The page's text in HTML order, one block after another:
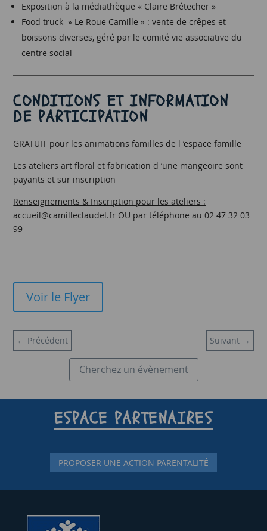
Exposition à la médiathèque « Claire Brétecher »
Food truck » Le Roue Camille » : vente de crêpes et
boissons diverses, géré par le comité vie associative du
centre social
CONDITIONS ET INFORMATION
DE PARTICIPATION
GRATUIT pour les animations familles de l ‘espace famille
Les ateliers art floral et fabrication d ‘une mangeoire sont
payants et sur inscription
Renseignements & Inscription pour les ateliers :
accueil@camilleclaudel.fr OU par téléphone au 02 47 32 03
99
Voir le Flyer
← Précédent Suivant→
Cherchez un évènement
ESPACE PARTENAIRES
PROPOSER UNE ACTION PARENTALITÉ